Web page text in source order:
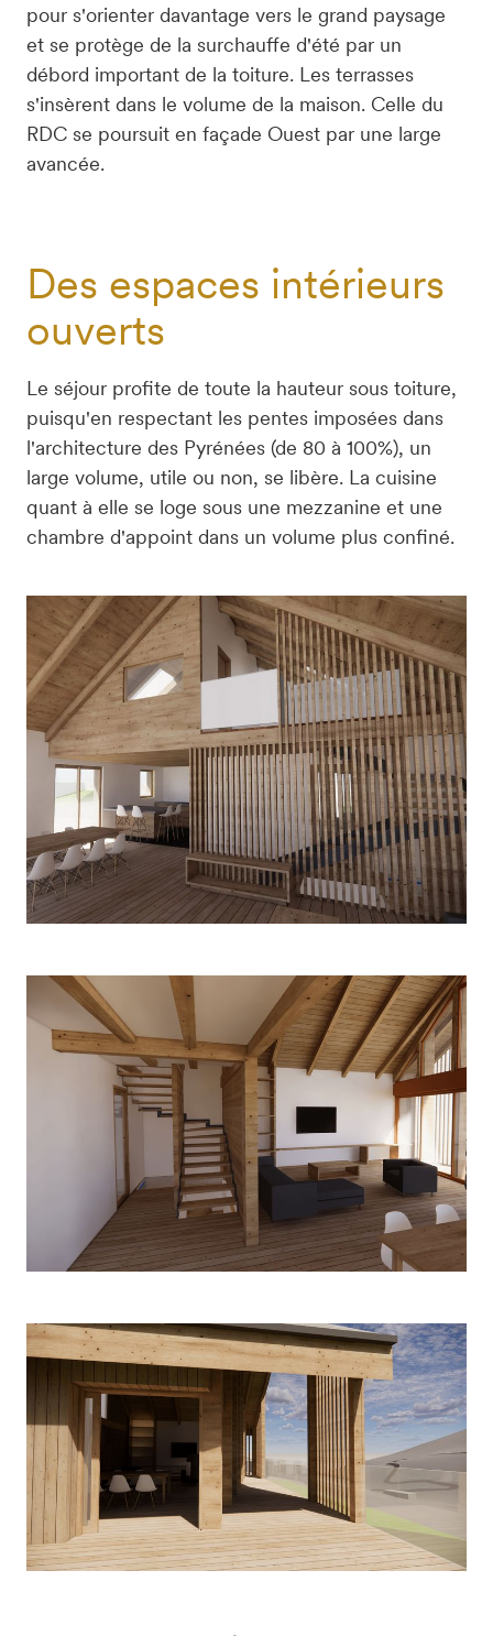
pour s'orienter davantage vers le grand paysage
et se protège de la surchauffe d'été par un
débord important de la toiture. Les terrasses
s'insèrent dans le volume de la maison. Celle du
RDC se poursuit en façade Ouest par une large
avancée.
Des espaces intérieurs
ouverts
Le séjour profite de toute la hauteur sous toiture,
puisqu'en respectant les pentes imposées dans
l'architecture des Pyrénées (de 80 à 100%), un
large volume, utile ou non, se libère. La cuisine
quant à elle se loge sous une mezzanine et une
chambre d'appoint dans un volume plus confiné.